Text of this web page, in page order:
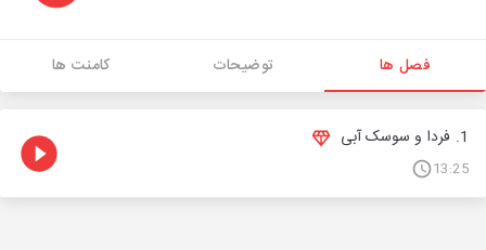
فصل ها توضیحات کامنت ها
1. فردا و سوسک آبی
13:25